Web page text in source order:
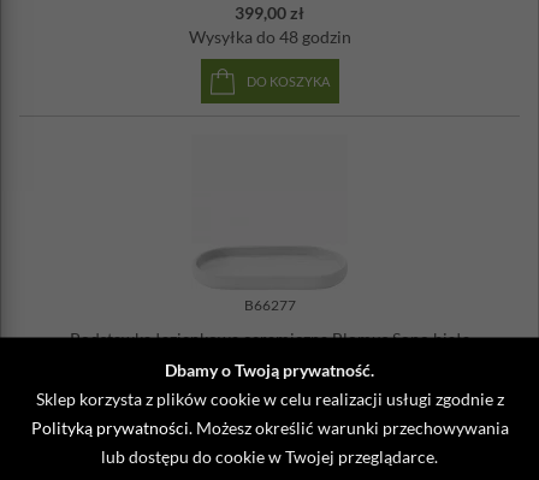
Dbamy o Twoją prywatność.
Sklep korzysta z plików cookie w celu realizacji usługi zgodnie z
Polityką prywatności . Możesz określić warunki przechowywania
lub dostępu do cookie w Twojej przeglądarce.
399,00 zł
Wysyłka do 48 godzin
DO KOSZYKA
B66277
Podstawka łazienkowa ceramiczna Blomus Sono biała
119,00 zł
DO KOSZYKA